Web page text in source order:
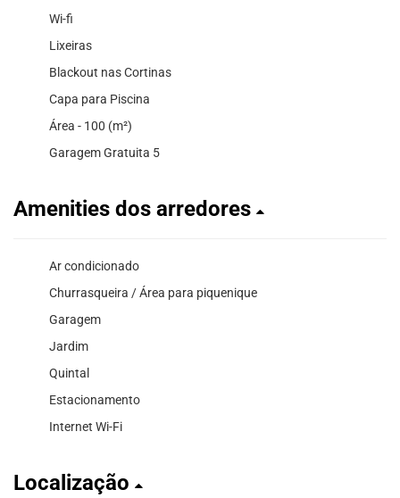
Wi-fi
Lixeiras
Blackout nas Cortinas
Capa para Piscina
Área - 100 (m²)
Garagem Gratuita 5
Amenities dos arredores
Ar condicionado
Churrasqueira / Área para piquenique
Garagem
Jardim
Quintal
Estacionamento
Internet Wi-Fi
Localização